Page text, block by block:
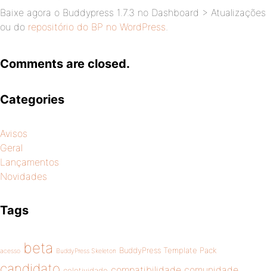
Baixe agora o Buddypress 1.7.3 no Dashboard > Atualizações
ou do repositório do BP no WordPress.
Comments are closed.
Categories
Avisos
Geral
Lançamentos
Novidades
Tags
acesso beta BuddyPress Skeleton BuddyPress Template Pack